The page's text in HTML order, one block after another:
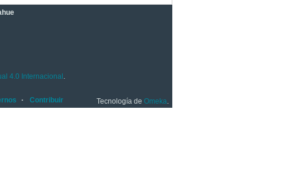
4.0 Internacional .
Contribuir Tecnología de Omeka.